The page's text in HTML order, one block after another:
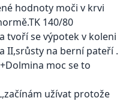
hodnoty moči v krvi
140/80
tvoří se výpotek v koleni
II,srůsty na berní pateří .
moc se to
užívat protože